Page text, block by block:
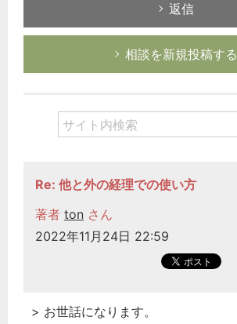
返信
相談を新規投稿する
Re: 他と外の経理での使い方
著者 ton さん
2022年11月24日 22:59
> お世話になります。